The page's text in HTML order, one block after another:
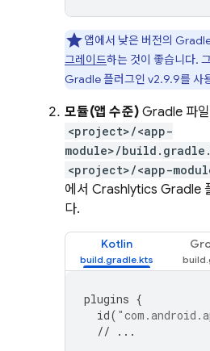
앱에서 낮은 버전의
그레이드하는 것이 좋습니다.
Gradle 플러그인 v2.9.9를 사
모듈(앱 수준) Gradle 파
<project>/<app-
module>/
<project>/<app-
에서 Crashlytics Gradle
다.
Kotlin
plugins {
id(
// ...